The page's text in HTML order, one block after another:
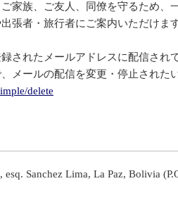
家族、ご友人、同僚を守るため、
張者・旅行者にご案内いただけま
されたメールアドレスに配信され
メールの配信を変更・停止された
delete
Sanchez Lima, La Paz, Bolivia